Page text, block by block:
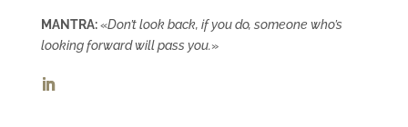
MANTRA:«Don’t look back, if you do, someone who’s
looking forward will pass you.»